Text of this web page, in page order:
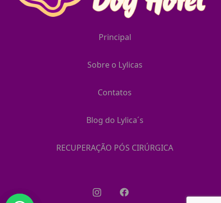
Principal
Sobre o Lylicas
Contatos
Blog do Lylica´s
RECUPERAÇÃO PÓS CIRÚRGICA